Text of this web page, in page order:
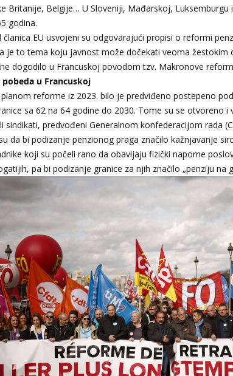
Britanije, Belgije… U Sloveniji, Mađarskoj, Luksemburgu
godina.
članica EU usvojeni su odgovarajući propisi o reformi
je to tema koju javnost može dočekati veoma žestokim
dogodilo u Francuskoj povodom tzv. Makronove
u Francuskoj
reforme iz 2023. bilo je predviđeno postepeno
sa 62 na 64 godine do 2030. Tome su se otvoreno i
sindikati, predvođeni Generalnom konfederacijom rada
da bi podizanje penzionog praga značilo kažnjavanje
koji su počeli rano da obavljaju fizički naporne
pa bi podizanje granice za njih značilo „penziju na